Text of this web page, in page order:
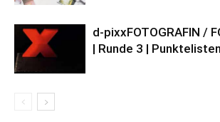
d-pixxFOTOGRAFIN /
| Runde 3 | Punktelisten